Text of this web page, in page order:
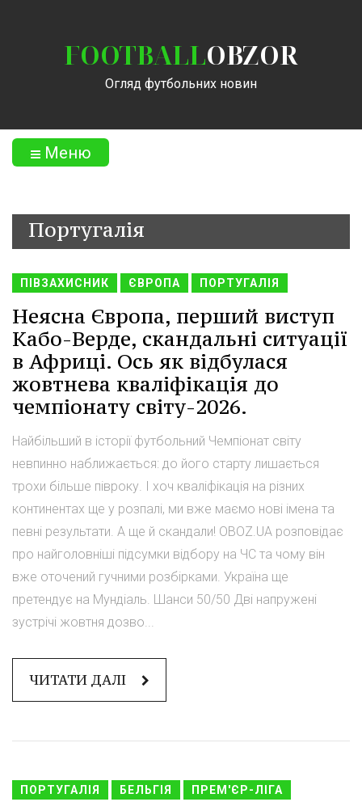
FOOTBALLOBZOR
Огляд футбольних новин
Меню
Португалія
ПІВЗАХИСНИК ЄВРОПА ПОРТУГАЛІЯ
Неясна Європа, перший виступ
Кабо-Верде, скандальні ситуації
в Африці. Ось як відбулася
жовтнева кваліфікація до
чемпіонату світу-2026.
Найбільший в історії футбольний Чемпіонат світу
невпинно наближається: до його старту лишається
трохи більше півроку. І хоч кваліфікація на різних
континентах ще у розпалі, ми вже маємо нові імена та
певні результати. А ще й скандали! OBOZ.UA розповідає
про найголовніші підсумки відбору на ЧС та чому він
вже оточений гучними розбірками. Україна ще
претендує на Мундіаль. Шанси 50/50 Дві напружені
зустрічі жовтня дозво...
ЧИТАТИ ДАЛІ
ПОРТУГАЛІЯ БЕЛЬГІЯ ПРЕМ'ЄР-ЛІГА